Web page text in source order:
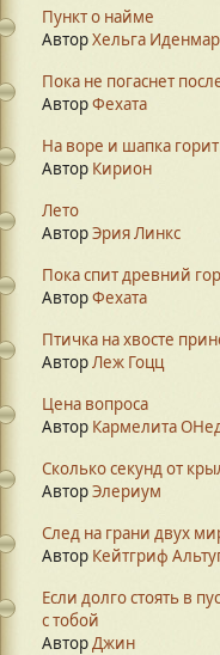
Пункт о найме
АвторХельга
Пока не погаснет
АвторФехата
На воре и шапка горит
Автор Кирион
Лето
АвторЭрия Линкс
Пока спит древний
АвторФехата
Птичка на хвосте
АвторЛеж Гоцц
Цена вопроса
Автор Кармелита
Сколько секунд от
АвторЭлериум
След на грани двух
Автор Кейтгриф
Если долго стоять в
с тобой
АвторДжин